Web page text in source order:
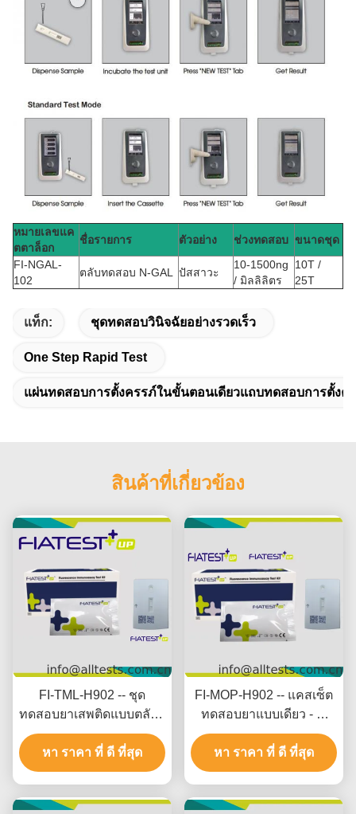
หมายเลขแค
ตตาล็อก
ชื่อรายการ ตัวอย่าง ช่วงทดสอบ ขนาดชุด
FI-NGAL-
102
ตลับทดสอบ N-GAL ปัสสาวะ
10-1500ng
/ มิลลิลิตร
10T /
25T
แท็ก: ชุดทดสอบวินิจฉัยอย่างรวดเร็ว
One Step Rapid Test
แผ่นทดสอบการตั้งครรภ์ในขั้นตอนเดียวแถบทดสอบการตั้งค
สินค้าที่เกี่ยวข้อง
FI-TML-H902 -- ชุด
ทดสอบยาเสพติดแบบตลับ -
ทรามาดอล (TML) (จาก
เส้นผม)
หา ราคา ที่ ดี ที่สุด
FI-MOP-H902 -- แคสเซ็ต
ทดสอบยาแบบเดียว - M
orphine (MOP) (Hair)
หา ราคา ที่ ดี ที่สุด